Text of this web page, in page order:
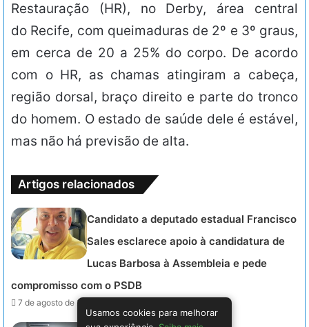
Restauração (HR), no Derby, área central
do Recife, com queimaduras de 2º e 3º graus,
em cerca de 20 a 25% do corpo. De acordo
com o HR, as chamas atingiram a cabeça,
região dorsal, braço direito e parte do tronco
do homem. O estado de saúde dele é estável,
mas não há previsão de alta.
Artigos relacionados
Candidato a deputado estadual Francisco
Sales esclarece apoio à candidatura de
Lucas Barbosa à Assembleia e pede
compromisso com o PSDB
7 de agosto de 2026 - 13:44.
Usamos cookies para melhorar